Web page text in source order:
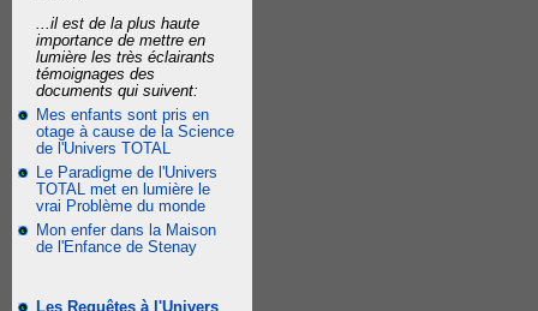
...il est de la plus haute
importance de mettre en
lumière les très éclairants
témoignages des
documents qui suivent:
Mes enfants sont pris en
otage à cause de la Science
de l'Univers TOTAL
Le Paradigme de l'Univers
TOTAL met en lumière le
vrai Problème du monde
Mon enfer dans la Maison
de l'Enfance de Stenay
Les Requêtes à l'Univers